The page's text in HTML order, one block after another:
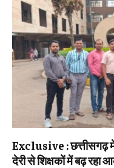
Exclusive : छत्तीसगढ़ में
देरी से शिक्षकों में बढ़ रहा